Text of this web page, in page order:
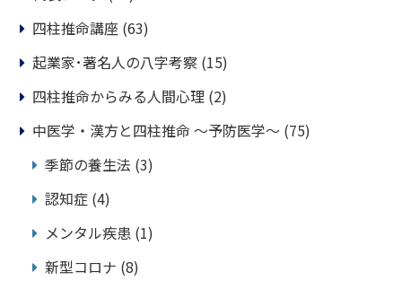
四柱推命講座 (63)
起業家･著名人の八字考察 (15)
四柱推命からみる人間心理 (2)
中医学・漢方と四柱推命 ～予防医学～ (75)
季節の養生法 (3)
認知症 (4)
メンタル疾患 (1)
新型コロナ (8)